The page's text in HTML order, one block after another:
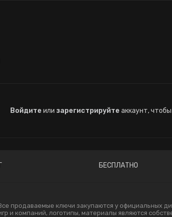
Войдите или зарегистрируйте аккаунт,
БЕСПЛАТНО
продаваемые ключи закупаются у официальных
и компаний, логотипы, материалы являются